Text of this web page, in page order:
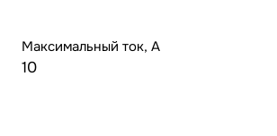
Максимальный ток, А
10